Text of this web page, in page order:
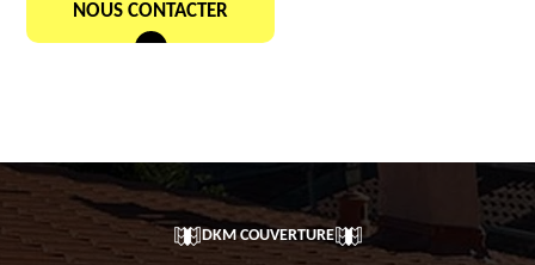
NOUS CONTACTER
DKM COUVERTURE